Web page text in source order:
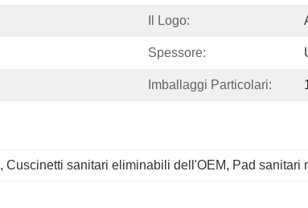
Il Logo:
Spessore:
Imballaggi Particolari:
, Cuscinetti sanitari eliminabili dell'OEM, Pad sanitari